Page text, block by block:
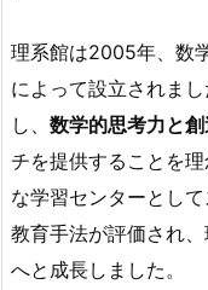
理系館は2005年、数
によって設立されま
し、 数学的思考力と
チを提供することを
な学習センターとし
教育手法が評価され
へと成長しました。